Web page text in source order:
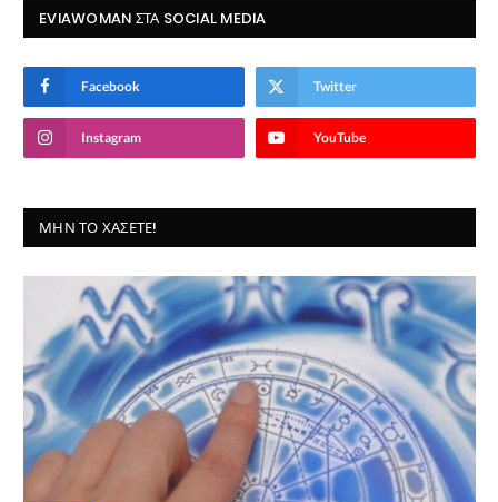
EVIAWOMAN ΣΤΑ SOCIAL MEDIA
Facebook Twitter
Instagram YouTube
ΜΗΝ ΤΟ ΧΆΣΕΤΕ!